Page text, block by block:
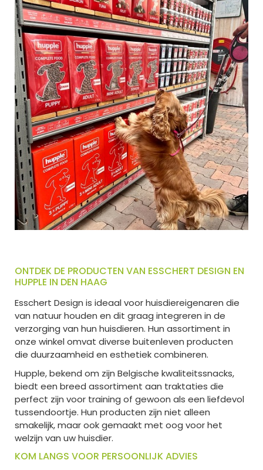
ONTDEK DE PRODUCTEN VAN ESSCHERT DESIGN EN
HUPPLE IN DEN HAAG
Esschert Design is ideaal voor huisdiereigenaren die
van natuur houden en dit graag integreren in de
verzorging van hun huisdieren. Hun assortiment in
onze winkel omvat diverse buitenleven producten
die duurzaamheid en esthetiek combineren.
Hupple, bekend om zijn Belgische kwaliteitssnacks,
biedt een breed assortiment aan traktaties die
perfect zijn voor training of gewoon als een liefdevol
tussendoortje. Hun producten zijn niet alleen
smakelijk, maar ook gemaakt met oog voor het
welzijn van uw huisdier.
KOM LANGS VOOR PERSOONLIJK ADVIES